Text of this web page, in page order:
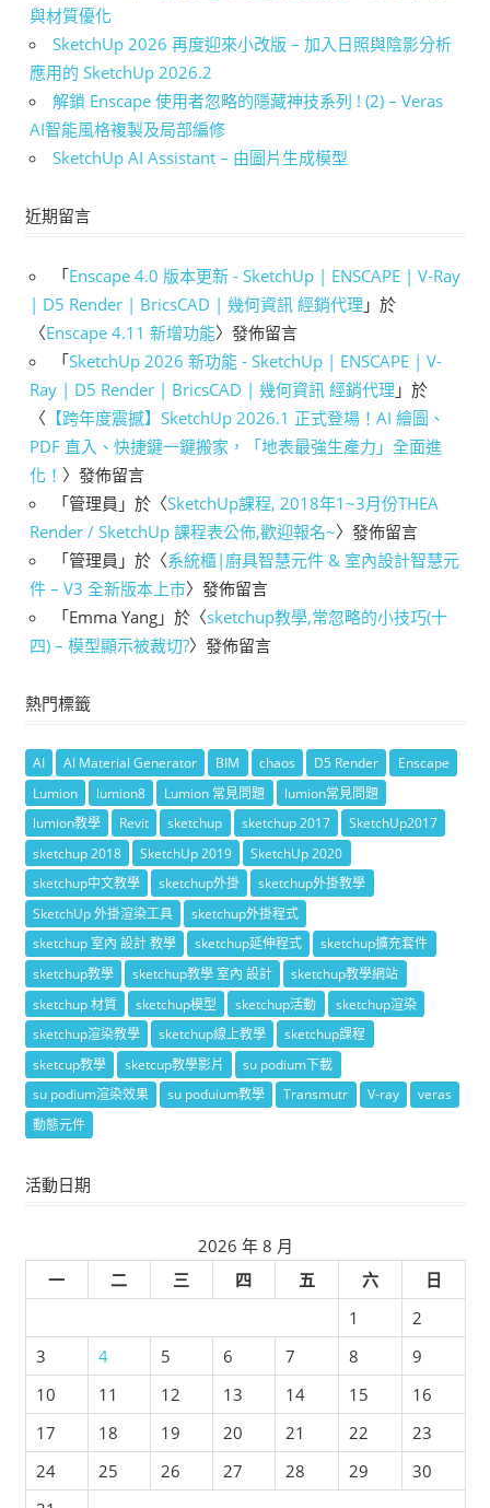
與材質優化
SketchUp 2026 再度迎來小改版 – 加入日照與陰影分析
應用的 SketchUp 2026.2
解鎖 Enscape 使用者忽略的隱藏神技系列 ! (2) – Veras
AI智能風格複製及局部編修
SketchUp AI Assistant – 由圖片生成模型
近期留言
「Enscape 4.0 版本更新 - SketchUp | ENSCAPE | V-Ray
| D5 Render | BricsCAD | 幾何資訊 經銷代理 」於
〈Enscape 4.11 新增功能〉發佈留言
「SketchUp 2026 新功能 - SketchUp | ENSCAPE | V-
Ray | D5 Render | BricsCAD | 幾何資訊 經銷代理 」於
〈 【跨年度震撼】SketchUp 2026.1 正式登場！AI 繪圖、
PDF 直入、快捷鍵一鍵搬家，「地表最強生產力」全面進
化！ 〉發佈留言
「管理員 」於〈SketchUp課程, 2018年1~3月份THEA
Render / SketchUp 課程表公佈,歡迎報名~〉發佈留言
「管理員 」於〈系統櫃|廚具智慧元件 & 室內設計智慧元
件 – V3 全新版本上市〉發佈留言
「Emma Yang 」於〈sketchup教學,常忽略的小技巧(十
四) – 模型顯示被裁切?〉發佈留言
熱門標籤
AI AI Material Generator BIM chaos D5 Render
Enscape
Lumion
lumion8 Lumion 常見問題
lumion常見問題
lumion教學
Revit sketchup sketchup 2017
SketchUp2017
sketchup 2018
SketchUp 2019
SketchUp 2020
sketchup中文教學
sketchup外掛
sketchup外掛教學
SketchUp 外掛渲染工具
sketchup外掛程式
sketchup 室內 設計 教學
sketchup延伸程式
sketchup擴充套件
sketchup教學
sketchup教學 室內 設計
sketchup教學網站
sketchup 材質
sketchup模型 sketchup活動
sketchup渲染
sketchup渲染教學
sketchup線上教學
sketchup課程
sketcup教學
sketcup教學影片
su podium下載
su podium渲染效果
su poduium教學 Transmutr V-ray
veras
動態元件
活動日期
2026 年 8 月
一
二 三 四 五 六
日
1
2
3
4 5 6 7 8
9
10
11 12 13 14 15
16
17
18 19 20 21 22
23
24
25 26 27 28 29
30